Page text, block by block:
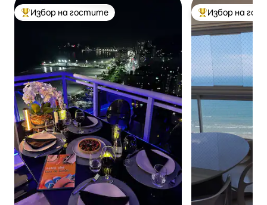
Най-популярен избор на гостите
Избор на гостите Най-популярен
Избор на